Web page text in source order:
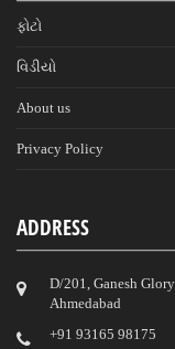
ફોટો
વિડીયો
About us
Privacy Policy
ADDRESS
D/201, Ganesh
Ahmedabad
‎+91 93165 98175